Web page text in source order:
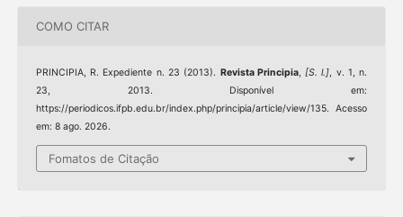
COMO CITAR
PRINCIPIA, R. Expediente n. 23 (2013). Revista Principia,[S. l.], v. 1, n.
23, 2013. Disponível em:
https://periodicos.ifpb.edu.br/index.php/principia/article/view/135. Acesso
em: 8 ago. 2026.
Fomatos de Citação